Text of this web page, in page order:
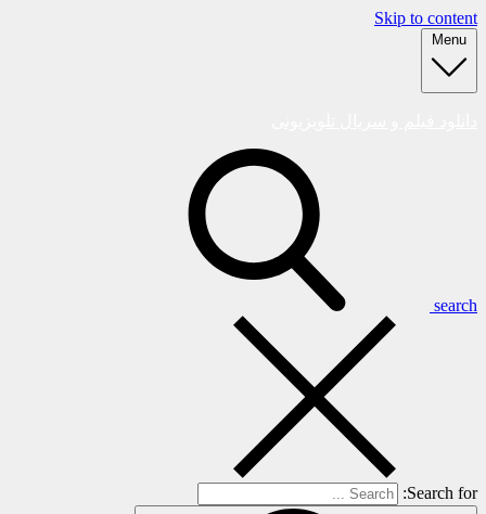
Skip to content
Menu
search
Search for: